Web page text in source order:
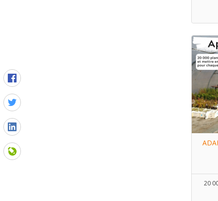
20